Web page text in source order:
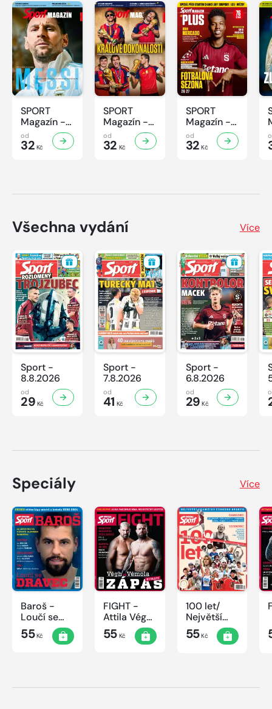
SPORT
Magazín -
32/2026
od
32 Kč
SPORT
Magazín -
31/2026
od
32 Kč
SPORT
Magazín -
30/2026
od
32 Kč
Všechna vydání Více
Sport -
8.8.2026
od
29 Kč
Sport -
7.8.2026
od
41 Kč
Sport -
6.8.2026
od
29 Kč
Speciály Více
Baroš -
Loučí se
dravec
55Kč
FIGHT -
Attila Végh
vs. Karlos
Vémola
55Kč
100 let/
Největší
okamžiky
českého
55Kč